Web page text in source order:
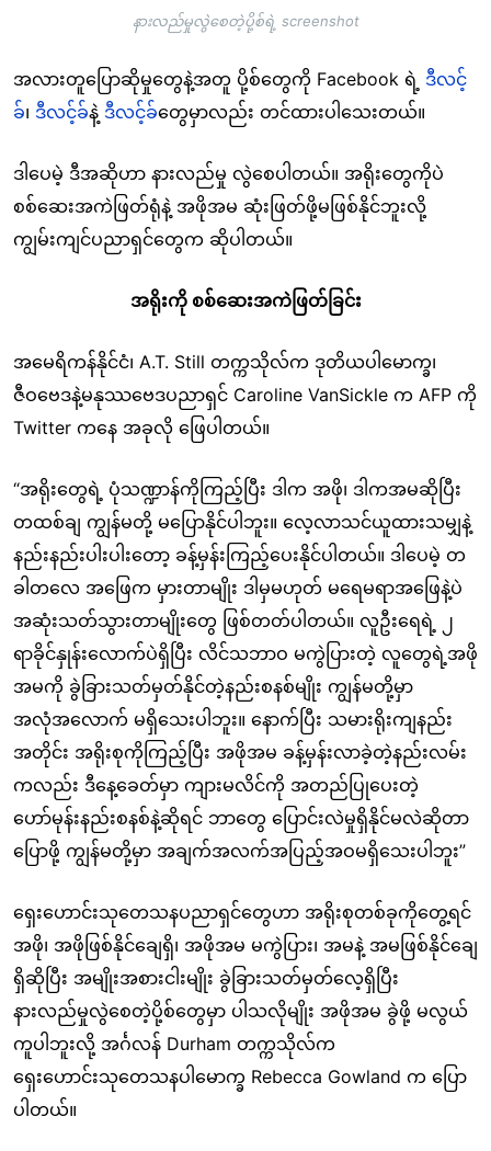
နားလည်မှုလွဲစေတဲ့ပို့စ်ရဲ့ screenshot
အလားတူပြောဆိုမှုတွေနဲ့အတူ ပို့စ်တွေကို Facebook ရဲ့ ဒီလင့်
ခ်၊ ဒီလင့်ခ်နဲ့ ဒီလင့်ခ်တွေမှာလည်း တင်ထားပါသေးတယ်။
ဒါပေမဲ့ ဒီအဆိုဟာ နားလည်မှု လွဲစေပါတယ်။ အရိုးတွေကိုပဲ
စစ်ဆေးအကဲဖြတ်ရုံနဲ့ အဖိုအမ ဆုံးဖြတ်ဖို့မဖြစ်နိုင်ဘူးလို့
ကျွမ်းကျင်ပညာရှင်တွေက ဆိုပါတယ်။
အရိုးကို စစ်ဆေးအကဲဖြတ်ခြင်း
အမေရိကန်နိုင်ငံ၊ A.T. Still တက္ကသိုလ်က ဒုတိယပါမောက္ခ၊
ဇီဝဗေဒနဲ့မနုဿဗေဒပညာရှင် Caroline VanSickle က AFP ကို
Twitter ကနေ အခုလို ဖြေပါတယ်။
“အရိုးတွေရဲ့ ပုံသဏ္ဍာန်ကိုကြည့်ပြီး ဒါက အဖို၊ ဒါကအမဆိုပြီး
တထစ်ချ ကျွန်မတို့ မပြောနိုင်ပါဘူး။ လေ့လာသင်ယူထားသမျှနဲ့
နည်းနည်းပါးပါးတော့ ခန့်မှန်းကြည့်ပေးနိုင်ပါတယ်။ ဒါပေမဲ့ တ
ခါတလေ အဖြေက မှားတာမျိုး ဒါမှမဟုတ် မရေမရာအဖြေနဲ့ပဲ
အဆုံးသတ်သွားတာမျိုးတွေ ဖြစ်တတ်ပါတယ်။ လူဦးရေရဲ့ ၂
ရာခိုင်နှုန်းလောက်ပဲရှိပြီး လိင်သဘာဝ မကွဲပြားတဲ့ လူတွေရဲ့အဖို
အမကို ခွဲခြားသတ်မှတ်နိုင်တဲ့နည်းစနစ်မျိုး ကျွန်မတို့မှာ
အလုံအလောက် မရှိသေးပါဘူး။ နောက်ပြီး သမားရိုးကျနည်း
အတိုင်း အရိုးစုကိုကြည့်ပြီး အဖိုအမ ခန့်မှန်းလာခဲ့တဲ့နည်းလမ်း
ကလည်း ဒီနေ့ခေတ်မှာ ကျားမလိင်ကို အတည်ပြုပေးတဲ့
ဟော်မုန်းနည်းစနစ်နဲ့ဆိုရင် ဘာတွေ ပြောင်းလဲမှုရှိနိုင်မလဲဆိုတာ
ပြောဖို့ ကျွန်မတို့မှာ အချက်အလက်အပြည့်အဝမရှိသေးပါဘူး”
ရှေးဟောင်းသုတေသနပညာရှင်တွေဟာ အရိုးစုတစ်ခုကိုတွေ့ရင်
အဖို၊ အဖိုဖြစ်နိုင်ချေရှိ၊ အဖိုအမ မကွဲပြား၊ အမနဲ့ အမဖြစ်နိုင်ချေ
ရှိဆိုပြီး အမျိုးအစားငါးမျိုး ခွဲခြားသတ်မှတ်လေ့ရှိပြီး
နားလည်မှုလွဲစေတဲ့ပို့စ်တွေမှာ ပါသလိုမျိုး အဖိုအမ ခွဲဖို့ မလွယ်
ကူပါဘူးလို့ အင်္ဂလန် Durham တက္ကသိုလ်က
ရှေးဟောင်းသုတေသနပါမောက္ခ Rebecca Gowland က ပြော
ပါတယ်။